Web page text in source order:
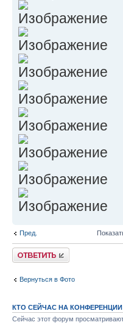
Пред.
Ответить
Вернуться в Фото
КТО СЕЙЧАС НА КОНФЕРЕНЦИИ
Сейчас этот форум